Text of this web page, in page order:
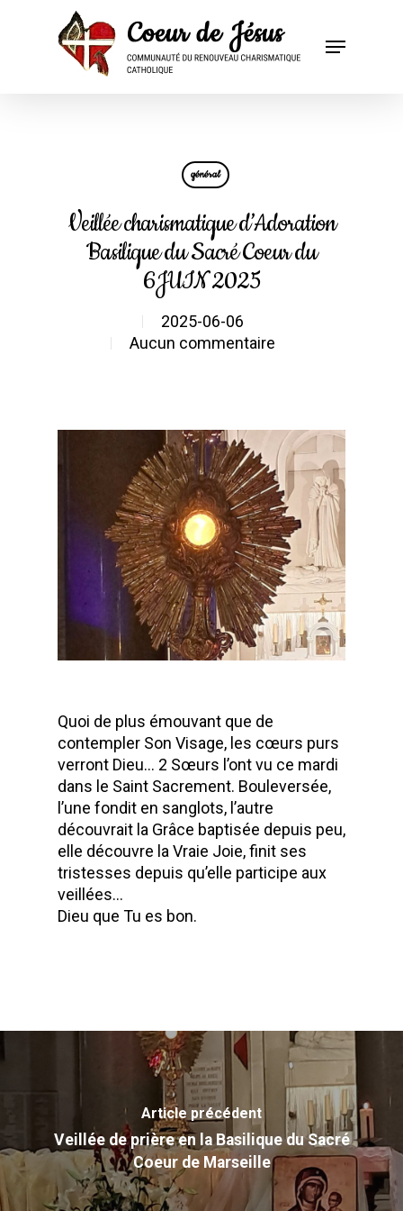
général
Veillée charismatique d’Adoration
Basilique du Sacré Coeur du
6JUIN 2025
2025-06-06
Aucun commentaire
Quoi de plus émouvant que de
contempler Son Visage, les cœurs purs
verront Dieu… 2 Sœurs l’ont vu ce mardi
dans le Saint Sacrement. Bouleversée,
l’une fondit en sanglots, l’autre
découvrait la Grâce baptisée depuis peu,
elle découvre la Vraie Joie, finit ses
tristesses depuis qu’elle participe aux
veillées…
Dieu que Tu es bon.
Article précédent
Veillée de prière en la Basilique du Sacré
Coeur de Marseille